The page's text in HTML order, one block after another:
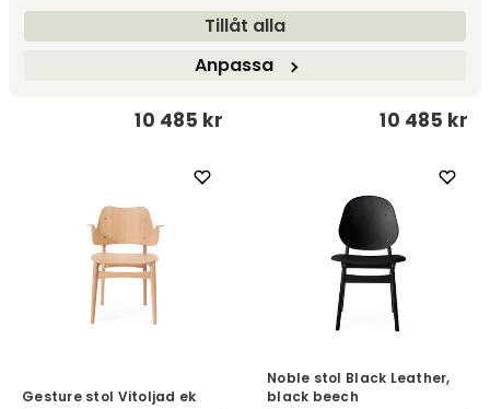
Tillåt alla
Anpassa
10 485 kr
Gesture stol Vitoljad S
10 485 kr
Gesture stol Vitoljad ek
Noble stol Black Leather,
black beech